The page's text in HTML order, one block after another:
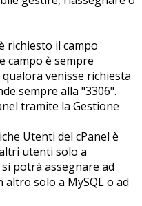
richiesto il campo
campo è sempre
venisse richiesta
sempre alla "3306".
tramite la Gestione
Utenti del cPanel è
utenti solo a
potrà assegnare ad
altro solo a MySQL o ad